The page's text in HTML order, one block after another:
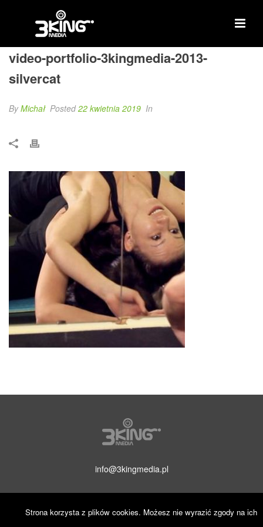
video-portfolio-3kingmedia-2013-
silvercat
ByMichał Posted22 kwietnia 2019 In
info@3kingmedia.pl
Strona korzysta z plików cookies. Możesz nie wyrazić zgody na ich